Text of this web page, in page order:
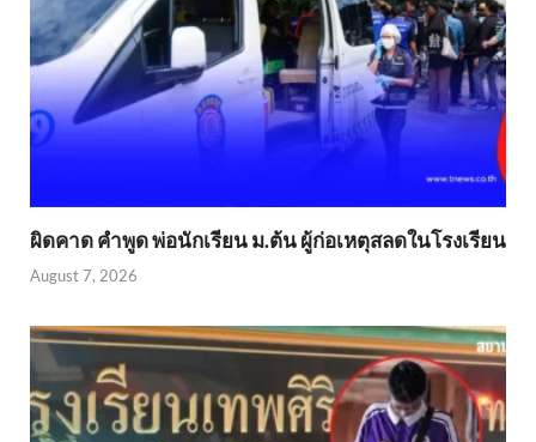
ผิดคาด คำพูด พ่อนักเรียน ม.ต้น ผู้ก่อเหตุสลดในโรงเรียน
August 7, 2026